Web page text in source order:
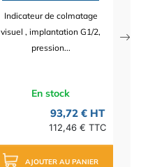
Indicateur de colmatage
visuel , implantation G1/2,
pression...
En stock
93,72 € HT
112,46 € TTC
AJOUTER AU PANIER